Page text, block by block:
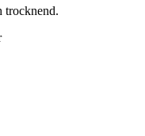
trocknend.